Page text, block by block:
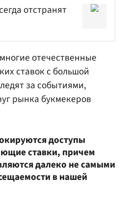
отстранят
отечественные
ставок с большой
за событиями,
рынка букмекеров
доступы
ставки, причем
далеко не самыми
в нашей